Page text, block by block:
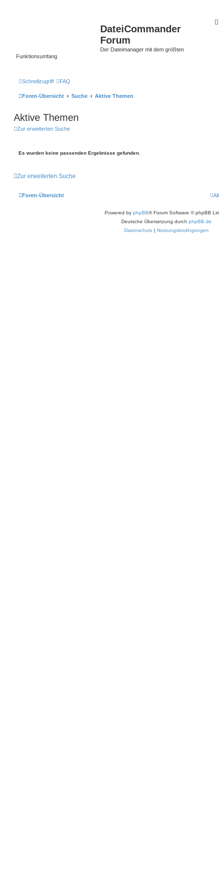
DateiCommander
Forum
Der Dateimanager mit dem größten
Funktionsumfang
Schnellzugriff FAQ
Foren-Übersicht Suche Aktive Themen
Aktive Themen
Zur erweiterten Suche
Es wurden keine passenden Ergebnisse gefunden.
Zur erweiterten Suche
Foren-Übersicht
Powered by phpBB® Forum Software © phpBB
Deutsche Übersetzung durch phpBB.de
Datenschutz | Nutzungsbedingungen